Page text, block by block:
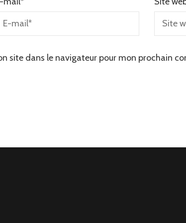
site dans le navigateur pour mon prochain